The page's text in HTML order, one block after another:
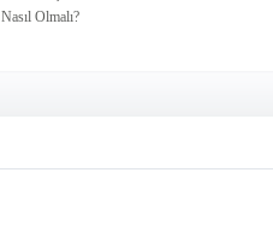
Nasıl Olmalı?